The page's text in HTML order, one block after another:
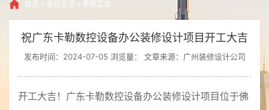
首页 » 装修资讯 » 参观工地
祝广东卡勒数控设备办公装修设计项目开工大吉
发布时间：2024-07-05 浏览量： 文章来源：广州装修设计公司
开工大吉！广东卡勒数控设备办公装修设计项目位于佛